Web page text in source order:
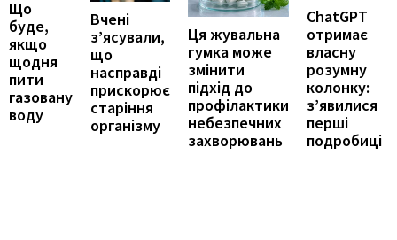
Що
буде,
якщо
щодня
пити
газовану
воду
Вчені
з’ясували,
що
насправді
прискорює
старіння
організму
Ця жувальна
гумка може
змінити
підхід до
профілактики
небезпечних
захворювань
ChatGPT
отримає
власну
розумну
колонку:
з’явилися
перші
подробиці